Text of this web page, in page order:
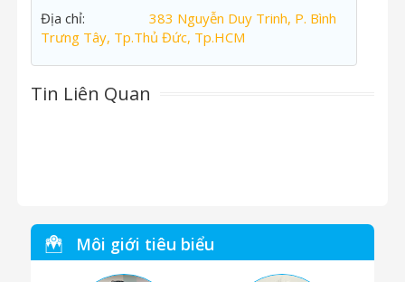
Địa chỉ:
383 Nguyễn Duy Trinh, P. Bình
Trưng Tây, Tp.Thủ Đức, Tp.HCM
Tin Liên Quan
Môi giới tiêu biểu